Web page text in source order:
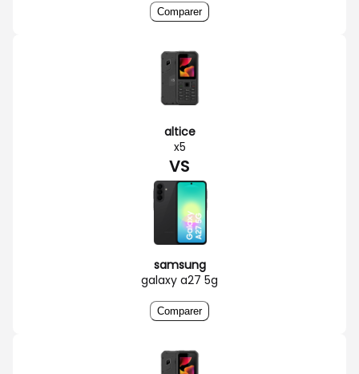
Comparer
altice
x5
VS
samsung
galaxy a27 5g
Comparer